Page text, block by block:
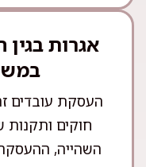
אגרות
העסקת עובדים
חוקים
השהייה,